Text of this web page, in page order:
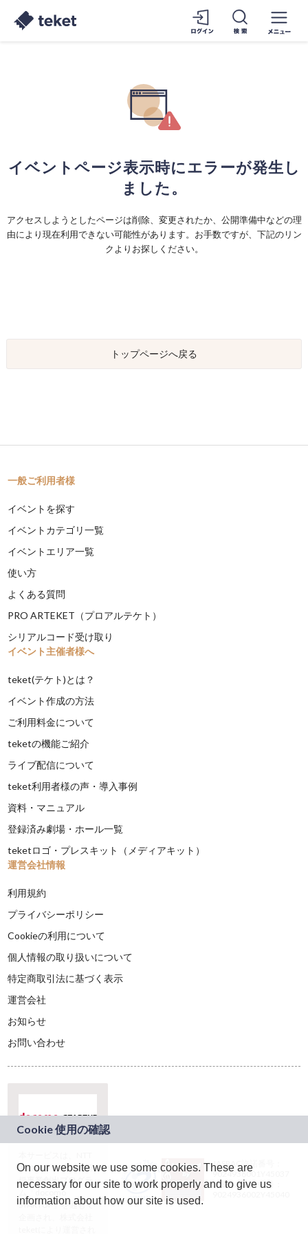
イベントページ表示時にエラーが発生し
ました。
アクセスしようとしたページは削除、変更されたか、公開準備中などの理
由により現在利用できない可能性があります。お手数ですが、下記のリン
クよりお探しください。
トップページへ戻る
一般ご利用者様
イベントを探す
イベントカテゴリ一覧
イベントエリア一覧
使い方
よくある質問
PRO ARTEKET（プロアルテケト）
シリアルコード受け取り
イベント主催者様へ
teket(テケト)とは？
イベント作成の方法
ご利用料金について
teketの機能ご紹介
ライブ配信について
teket利用者様の声・導入事例
資料・マニュアル
登録済み劇場・ホール一覧
teketロゴ・プレスキット（メディアキット）
運営会社情報
利用規約
プライバシーポリシー
Cookieの利用について
個人情報の取り扱いについて
特定商取引法に基づく表示
運営会社
お知らせ
お問い合わせ
ドコモグループの新
規事業創出プログラ
ム「docomo
STARTUP」を通じて
JASRAC許諾番号：
9024936001Y45037
JASRAC許諾番号：
On our website we use some cookies. These are
necessary for our site to work properly and to give us
information about how our site is used.